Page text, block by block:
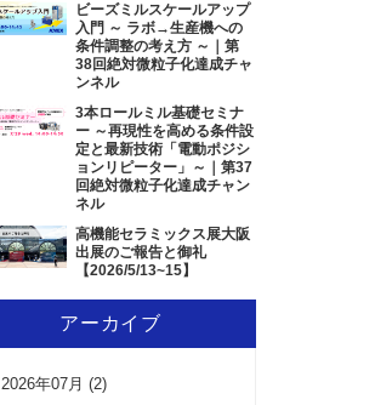
ビーズミルスケールアップ
入門 ～ ラボ→生産機への
条件調整の考え方 ～｜第
38回絶対微粒子化達成チャ
ンネル
3本ロールミル基礎セミナ
ー ～再現性を高める条件設
定と最新技術「電動ポジシ
ョンリピーター」～｜第37
回絶対微粒子化達成チャン
ネル
高機能セラミックス展大阪
出展のご報告と御礼
【2026/5/13~15】
アーカイブ
2026年07月 (2)